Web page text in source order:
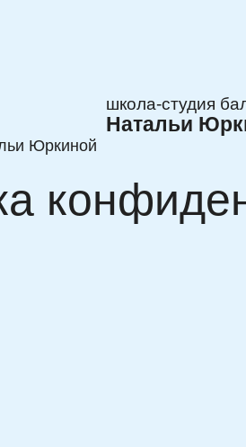
школа-студия
Натальи